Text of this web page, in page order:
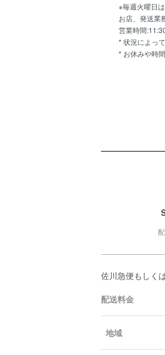
※毎週火曜日は
お店、発送業
営業時間
* 状況によっ
* お休みや時
佐川急便もしく
配送料金
地域